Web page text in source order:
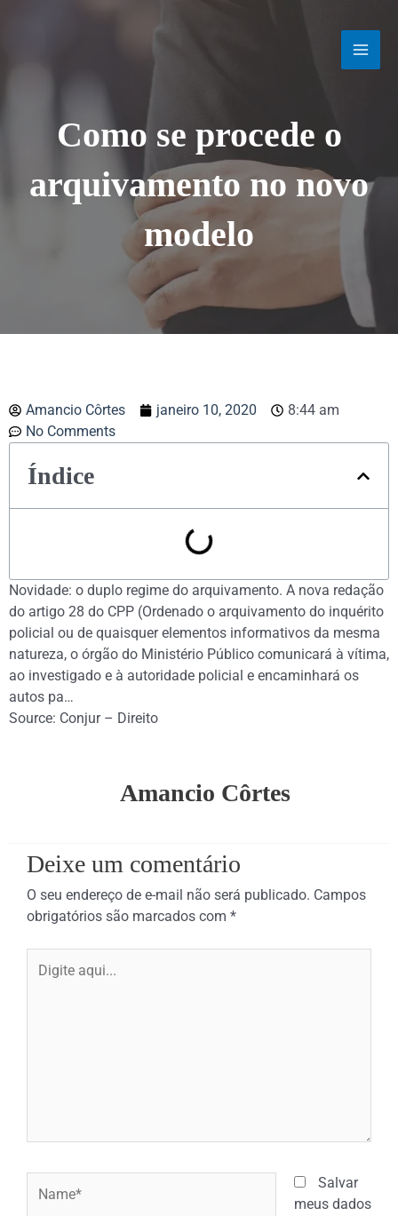
Como se procede o
arquivamento no novo
modelo
Amancio Côrtes janeiro 10, 2020
8:44 am
No Comments
Índice
Novidade: o duplo regime do arquivamento. A nova redação
do artigo 28 do CPP (Ordenado o arquivamento do inquérito
policial ou de quaisquer elementos informativos da mesma
natureza, o órgão do Ministério Público comunicará à vítima,
ao investigado e à autoridade policial e encaminhará os
autos pa…
Source: Conjur – Direito
Amancio Côrtes
Deixe um comentário
O seu endereço de e-mail não será publicado. Campos
obrigatórios são marcados com *
aqui...
Salvar
meus dados